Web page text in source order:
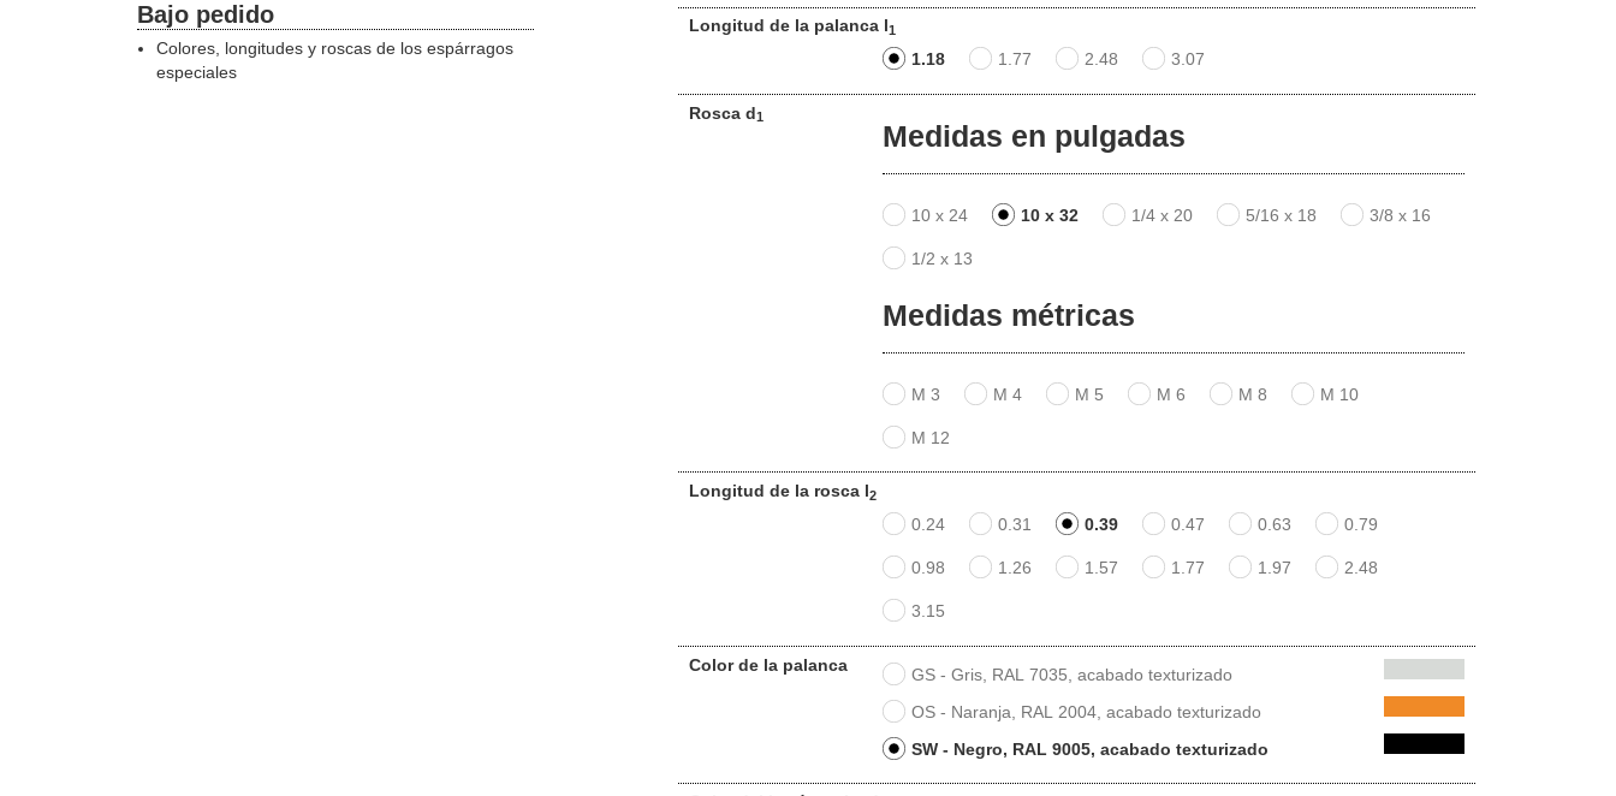
Bajo pedido
Colores, longitudes y roscas de los espárragos
especiales
Longitud de la palanca l1
1.18 1.77 2.48 3.07
Rosca d1
Medidas en pulgadas
10 x 24 10 x 32 1/4 x 20 5/16 x 18 3/8 x 16
1/2 x 13
Medidas métricas
M 3 M 4 M 5 M 6 M 8 M 10
M 12
Longitud de la rosca l2
0.24 0.31 0.39 0.47 0.63 0.79
0.98 1.26 1.57 1.77 1.97 2.48
3.15
Color de la palanca
GS - Gris, RAL 7035, acabado texturizado
OS - Naranja, RAL 2004, acabado texturizado
SW - Negro, RAL 9005, acabado texturizado